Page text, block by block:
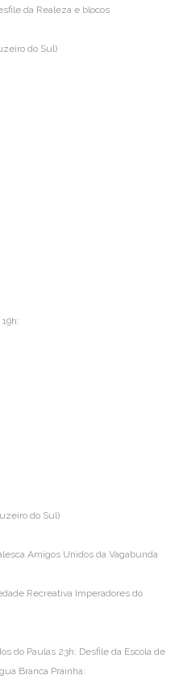
da Realeza e blocos
do Sul)
do Sul)
Amigos Unidos da Vagabunda
Recreativa Imperadores do
do Paulas 23h: Desfile da Escola de
Branca Prainha: